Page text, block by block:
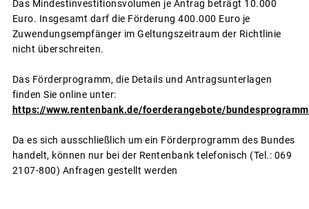
Das Mindestinvestitionsvolumen je Antrag beträgt 10.000
Euro. Insgesamt darf die Förderung 400.000 Euro je
Zuwendungsempfänger im Geltungszeitraum der Richtlinie
nicht überschreiten.
Das Förderprogramm, die Details und Antragsunterlagen
finden Sie online unter:
https://www.rentenbank.de/foerderangebote/
Da es sich ausschließlich um ein Förderprogramm des Bundes
handelt, können nur bei der Rentenbank telefonisch (Tel.: 069
2107-800) Anfragen gestellt werden